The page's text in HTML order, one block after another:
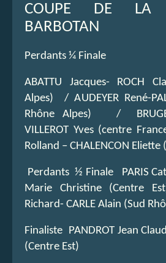
COUPE DE LA
BARBOTAN
Perdants ¼ Finale
ABATTU Jacques- ROCH
Alpes) / AUDEYER René-
Rhône Alpes) /
VILLEROT Yves (centre
Rolland – CHALENCON Eliette
Perdants ½ Finale PARIS
Marie Christine (Centre
Richard- CARLE Alain (Sud
Finaliste PANDROT Jean
(Centre Est)